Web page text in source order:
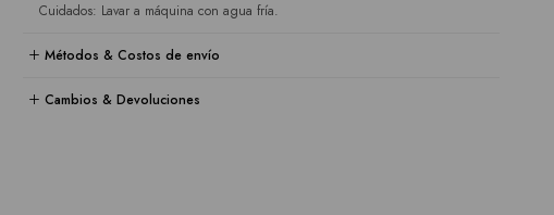
Cuidados: Lavar a máquina con agua fría.
Métodos & Costos de envío
Cambios & Devoluciones